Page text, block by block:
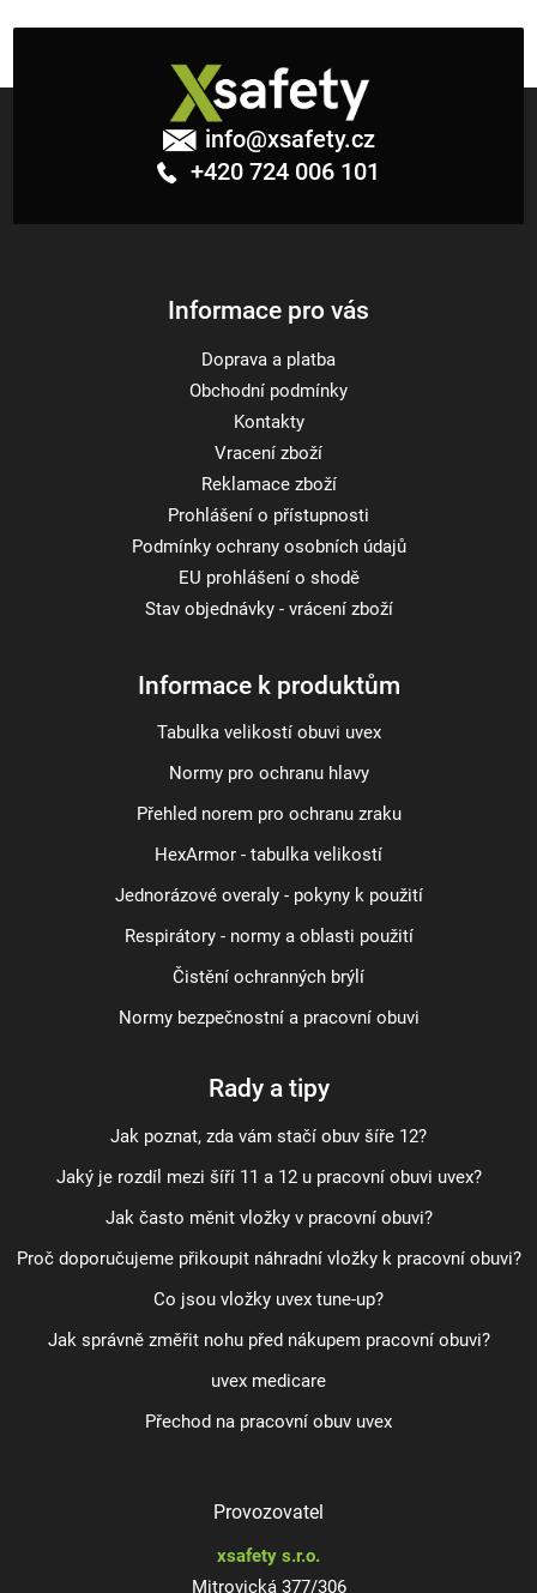
info@xsafety.cz
+420 724 006 101
Informace pro vás
Doprava a platba
Obchodní podmínky
Kontakty
Vracení zboží
Reklamace zboží
Prohlášení o přístupnosti
Podmínky ochrany osobních údajů
EU prohlášení o shodě
Stav objednávky - vrácení zboží
Informace k produktům
Tabulka velikostí obuvi uvex
Normy pro ochranu hlavy
Přehled norem pro ochranu zraku
HexArmor - tabulka velikostí
Jednorázové overaly - pokyny k použití
Respirátory - normy a oblasti použití
Čistění ochranných brýlí
Normy bezpečnostní a pracovní obuvi
Rady a tipy
Jak poznat, zda vám stačí obuv šíře 12?
Jaký je rozdíl mezi šíří 11 a 12 u pracovní obuvi uvex?
Jak často měnit vložky v pracovní obuvi?
Proč doporučujeme přikoupit náhradní vložky k pracovní obuvi?
Co jsou vložky uvex tune-up?
Jak správně změřit nohu před nákupem pracovní obuvi?
uvex medicare
Přechod na pracovní obuv uvex
Provozovatel
xsafety s.r.o.
Mitrovická 377/306